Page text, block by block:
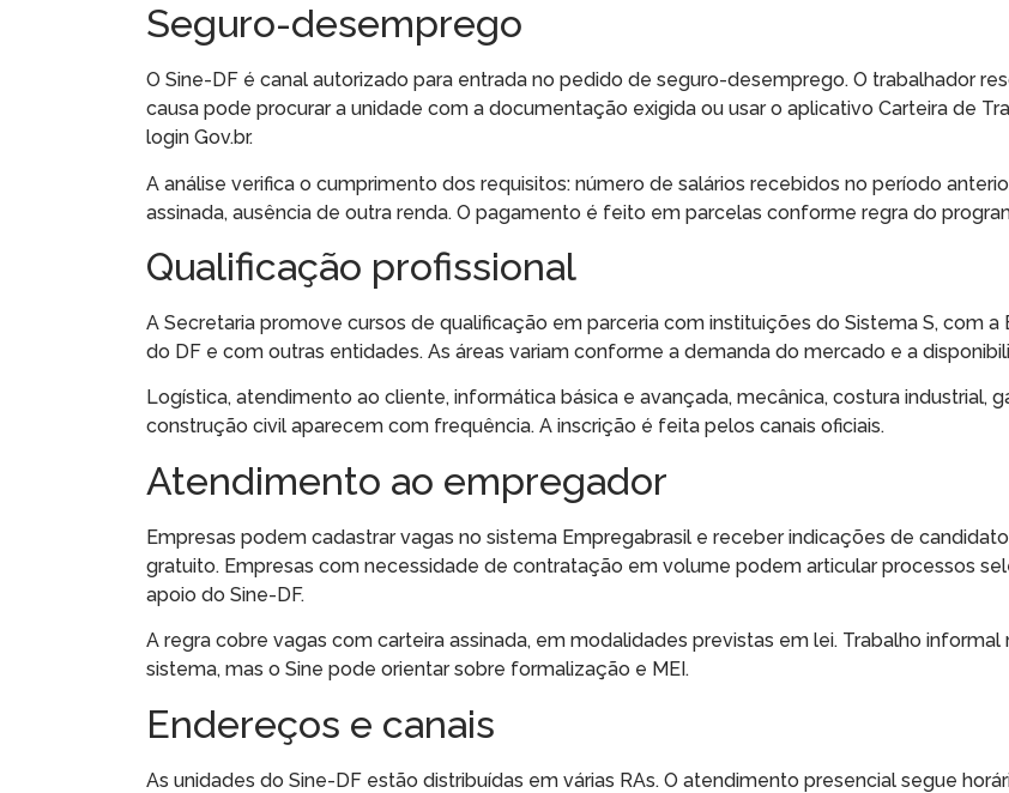
Seguro-desemprego
O Sine-DF é canal autorizado para entrada no pedido de seguro-desemprego. O trabalhador
causa pode procurar a unidade com a documentação exigida ou usar o aplicativo Carteira de
login Gov.br.
A análise verifica o cumprimento dos requisitos: número de salários recebidos no período
assinada, ausência de outra renda. O pagamento é feito em parcelas conforme regra do
Qualificação profissional
A Secretaria promove cursos de qualificação em parceria com instituições do Sistema S, com a
do DF e com outras entidades. As áreas variam conforme a demanda do mercado e a
Logística, atendimento ao cliente, informática básica e avançada, mecânica, costura industrial,
construção civil aparecem com frequência. A inscrição é feita pelos canais oficiais.
Atendimento ao empregador
Empresas podem cadastrar vagas no sistema Empregabrasil e receber indicações de
gratuito. Empresas com necessidade de contratação em volume podem articular processos
apoio do Sine-DF.
A regra cobre vagas com carteira assinada, em modalidades previstas em lei. Trabalho informal
sistema, mas o Sine pode orientar sobre formalização e MEI.
Endereços e canais
As unidades do Sine-DF estão distribuídas em várias RAs. O atendimento presencial segue